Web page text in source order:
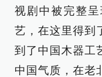
视剧中被完整
艺，在这里得到
到了中国木器工
中国气质，在老